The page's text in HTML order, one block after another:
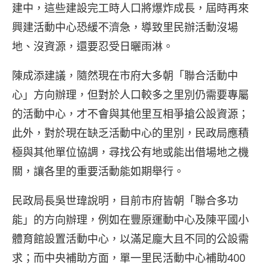
建中，這些建設完工時人口將爆炸成長，屆時再來
興建活動中心恐緩不濟急，導致里民辦活動沒場
地、沒資源，還要忍受日曬雨淋。
陳成添建議，隨然現在市府大多朝「聯合活動中
心」方向辦理，但對於人口較多之里別仍需要專屬
的活動中心，才不會與其他里互相爭搶公設資源；
此外，對於現在缺乏活動中心的里別，民政局應積
極與其他單位協調，尋找公有地或能出借場地之機
關，讓各里的重要活動能如期舉行。
民政局長吳世瑋說明，目前市府皆朝「聯合多功
能」的方向辦理，例如在豐原運動中心及陳平國小
體育館設置活動中心，以滿足龐大且不同的公設需
求；而中央補助方面，單一里民活動中心補助400